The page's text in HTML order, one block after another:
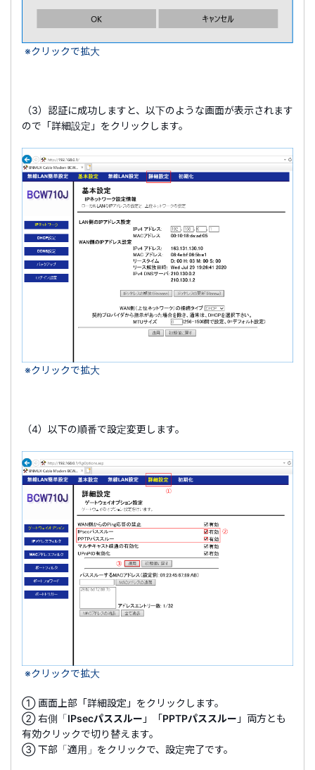
※クリックで拡大
（3）認証に成功しますと、以下のような画面が表示されます
ので「詳細設定」をクリックします。
※クリックで拡大
（4）以下の順番で設定変更します。
※クリックで拡大
① 画面上部「詳細設定」をクリックします。
② 右側「IPsecパススルー 」「PPTPパススルー 」両方とも
有効クリックで切り替えます。
③ 下部「適用」をクリックで、設定完了です。